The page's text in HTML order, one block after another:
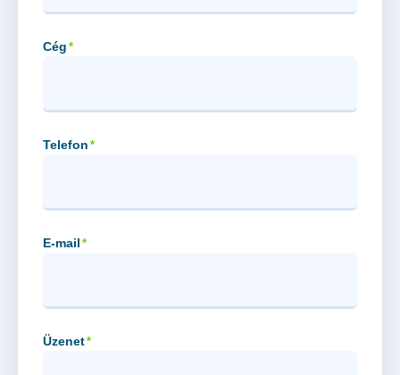
Cég *
Telefon *
E-mail *
Üzenet*